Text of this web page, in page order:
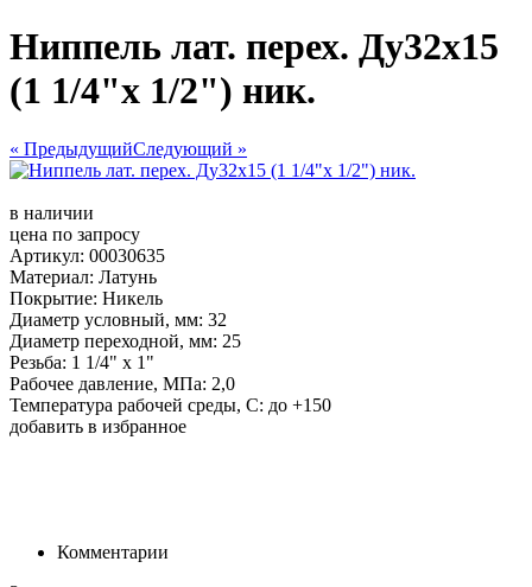
Ниппель лат. перех. Ду32х15
(1 1/4"х 1/2") ник.
« ПредыдущийСледующий »
в наличии
цена по запросу
Артикул: 00030635
Материал: Латунь
Покрытие: Никель
Диаметр условный, мм: 32
Диаметр переходной, мм: 25
Резьба: 1 1/4" х 1"
Рабочее давление, МПа: 2,0
Температура рабочей среды, С: до +150
добавить в избранное
Комментарии